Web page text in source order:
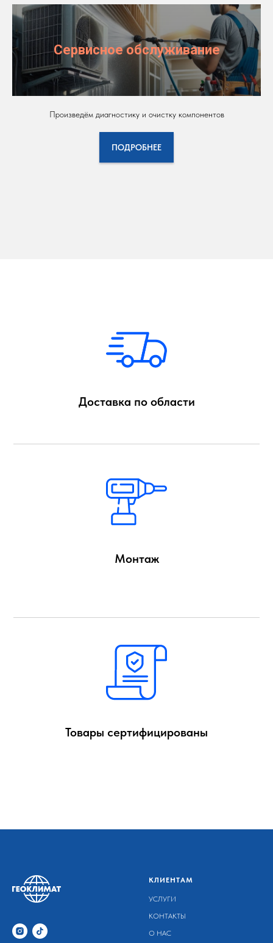
Сервисное обслуживание
Произведём диагностику и очистку компонентов
ПОДРОБНЕЕ
Доставка по области
Монтаж
Товары сертифицированы
КЛИЕНТАМ
УСЛУГИ
КОНТАКТЫ
О НАС